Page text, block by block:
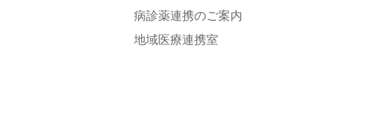
病診薬連携のご案内
地域医療連携室